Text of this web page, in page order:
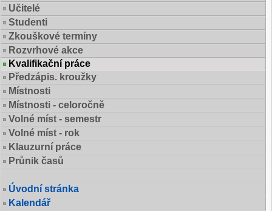
Učitelé
Studenti
Zkouškové termíny
Rozvrhové akce
Kvalifikační práce
Předzápis. kroužky
Místnosti
Místnosti - celoročně
Volné míst - semestr
Volné míst - rok
Klauzurní práce
Průnik časů
Úvodní stránka
Kalendář